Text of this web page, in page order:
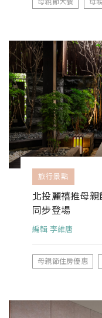
旅行景點
北投麗禧推母
同步登場
編輯 李維唐
母親節住房優惠